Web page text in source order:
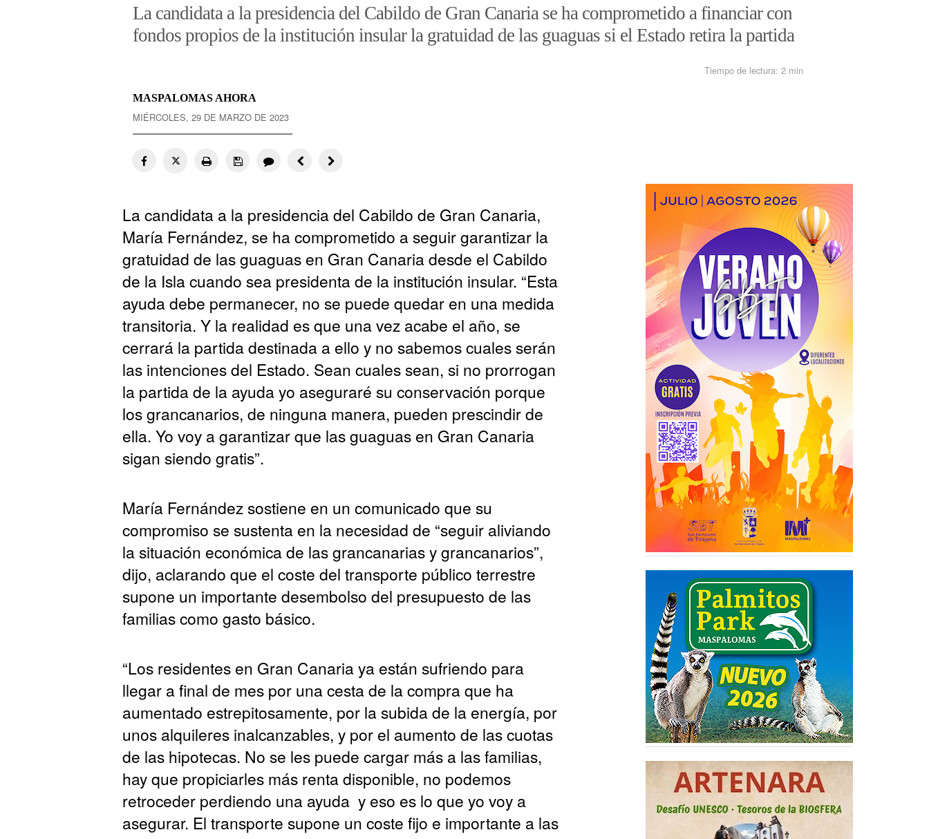
La candidata a la presidencia del Cabildo de Gran Canaria se ha comprometido a financiar con
fondos propios de la institución insular la gratuidad de las guaguas si el Estado retira la partida
MASPALOMAS AHORA
MIÉRCOLES, 29 DE MARZO DE 2023
Tiempo de lectura: 2 min
La candidata a la presidencia del Cabildo de Gran Canaria,
María Fernández, se ha comprometido a seguir garantizar la
gratuidad de las guaguas en Gran Canaria desde el Cabildo
de la Isla cuando sea presidenta de la institución insular. “Esta
ayuda debe permanecer, no se puede quedar en una medida
transitoria. Y la realidad es que una vez acabe el año, se
cerrará la partida destinada a ello y no sabemos cuales serán
las intenciones del Estado. Sean cuales sean, si no prorrogan
la partida de la ayuda yo aseguraré su conservación porque
los grancanarios, de ninguna manera, pueden prescindir de
ella. Yo voy a garantizar que las guaguas en Gran Canaria
sigan siendo gratis”.
María Fernández sostiene en un comunicado que su
compromiso se sustenta en la necesidad de “seguir aliviando
la situación económica de las grancanarias y grancanarios”,
dijo, aclarando que el coste del transporte público terrestre
supone un importante desembolso del presupuesto de las
familias como gasto básico.
“Los residentes en Gran Canaria ya están sufriendo para
llegar a final de mes por una cesta de la compra que ha
aumentado estrepitosamente, por la subida de la energía, por
unos alquileres inalcanzables, y por el aumento de las cuotas
de las hipotecas. No se les puede cargar más a las familias,
hay que propiciarles más renta disponible, no podemos
retroceder perdiendo una ayuda y eso es lo que yo voy a
asegurar. El transporte supone un coste fijo e importante a las